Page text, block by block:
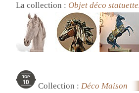
La collection : Objet déco
Collection : Déco Maison